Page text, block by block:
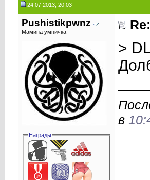
24.07.2013, 20:03
Pushistikpwnz
Мамина умничка
Награды
>
в